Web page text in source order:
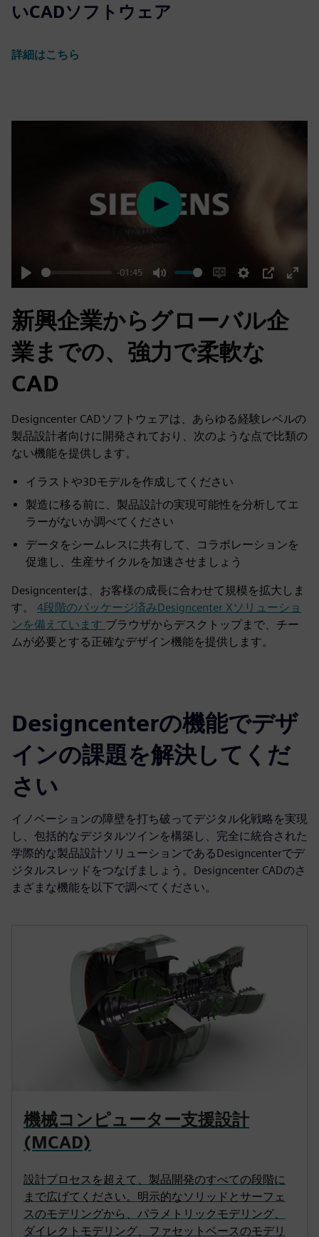
いCADソフトウェア
詳細はこちら
Play
-01:45
Mute
Enable
captions
Settings
PIP
Enter
Play
新興企業からグローバル企
業までの、強力で柔軟な
CAD
Designcenter CADソフトウェアは、あらゆる経験レベルの
製品設計者向けに開発されており、次のような点で比類の
ない機能を提供します。
イラストや3Dモデルを作成してください
製造に移る前に、製品設計の実現可能性を分析してエ
ラーがないか調べてください
データをシームレスに共有して、コラボレーションを
促進し、生産サイクルを加速させましょう
Designcenterは、お客様の成長に合わせて規模を拡大しま
す。 4段階のパッケージ済みDesigncenter Xソリューショ
ンを備えています ブラウザからデスクトップまで、チー
ムが必要とする正確なデザイン機能を提供します。
Designcenterの機能でデザ
インの課題を解決してくだ
さい
イノベーションの障壁を打ち破ってデジタル化戦略を実現
し、包括的なデジタルツインを構築し、完全に統合された
学際的な製品設計ソリューションであるDesigncenterでデ
ジタルスレッドをつなげましょう。Designcenter CADのさ
まざまな機能を以下で調べてください。
機械コンピューター支援設計
(MCAD)
設計プロセスを超えて、製品開発のすべての段階に
まで広げてください。明示的なソリッドとサーフェ
スのモデリングから、パラメトリックモデリング、
ダイレクトモデリング、ファセットベースのモデリ